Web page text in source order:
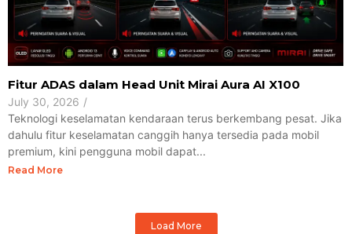
Fitur ADAS dalam Head Unit Mirai Aura AI X100
July 30, 2026 /
Teknologi keselamatan kendaraan terus berkembang pesat. Jika
dahulu fitur keselamatan canggih hanya tersedia pada mobil
premium, kini pengguna mobil dapat...
Read More
Load More